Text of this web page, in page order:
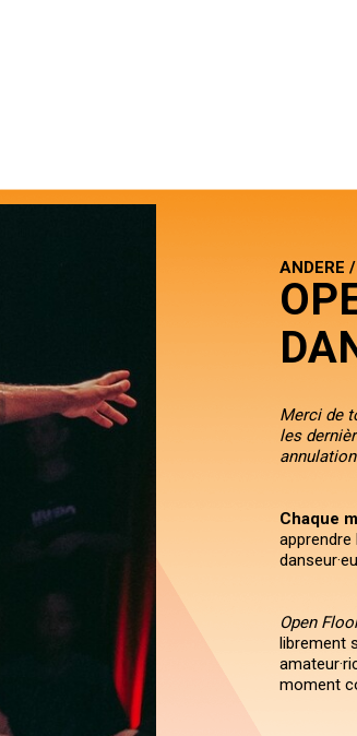
ANDERE
Merci de
les
Chaque
Open
librement
moment